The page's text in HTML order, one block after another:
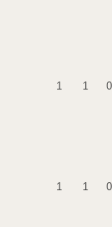
1 1 0
1 1 0